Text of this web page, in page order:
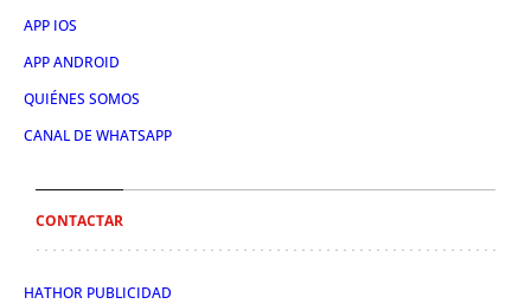
APP IOS
APP ANDROID
QUIÉNES SOMOS
CANAL DE WHATSAPP
CONTACTAR
HATHOR PUBLICIDAD